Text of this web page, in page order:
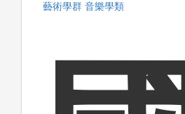
藝術學群 音樂學類